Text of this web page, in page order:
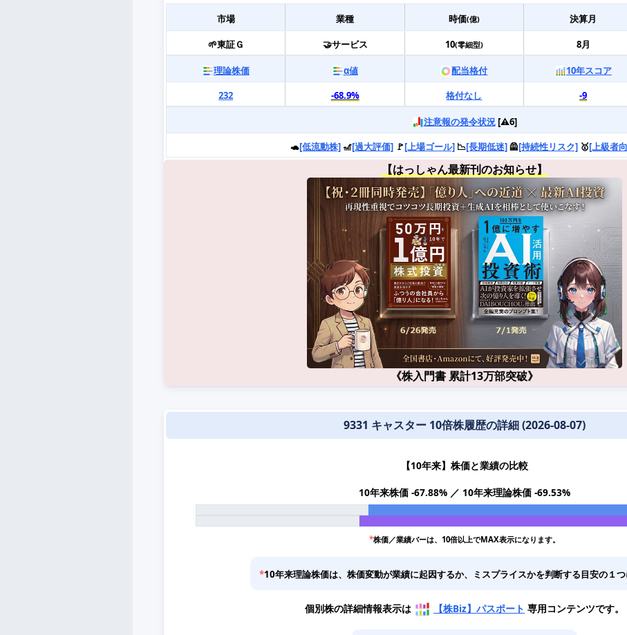
市場 業種 時価(億) 決算月
🌱東証Ｇ 🤝サービス 10(零細型) 8月
理論株価 α値 配当格付 10年スコア
232
-68.9% 格付なし -9
注意報の発令状況[⚠️6]
🐢[低流動株]🎢[過大評価]🚩[上場ゴール]📉[長期低迷]🦺[持続性リスク]🥇[上級者
【はっしゃん最新刊のお知らせ】
《株入門書 累計13万部突破》
9331 キャスター 10倍株履歴の詳細 (2026-08-07)
【10年来】株価と業績の比較
10年来株価 -67.88% ／ 10年来理論株価 -69.53%
*株価／業績バーは、10倍以上でMAX表示になります。
*10年来理論株価は、株価変動が業績に起因するか、ミスプライスかを判断する目安の１
個別株の詳細情報表示は 【株Biz】パスポート 専用コンテンツです。